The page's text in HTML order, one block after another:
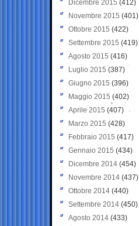
Dicembre 2015 (412)
Novembre 2015 (401)
Ottobre 2015 (422)
Settembre 2015 (419)
Agosto 2015 (416)
Luglio 2015 (387)
Giugno 2015 (396)
Maggio 2015 (402)
Aprile 2015 (407)
Marzo 2015 (428)
Febbraio 2015 (417)
Gennaio 2015 (434)
Dicembre 2014 (454)
Novembre 2014 (437)
Ottobre 2014 (440)
Settembre 2014 (450)
Agosto 2014 (433)